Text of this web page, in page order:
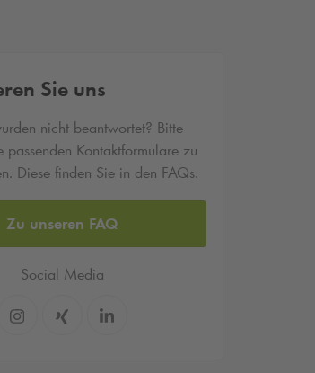
Sie uns
nicht beantwortet? Bitte
passenden Kontaktformulare zu
Diese finden Sie in den FAQs.
Zu unseren FAQ
Social Media